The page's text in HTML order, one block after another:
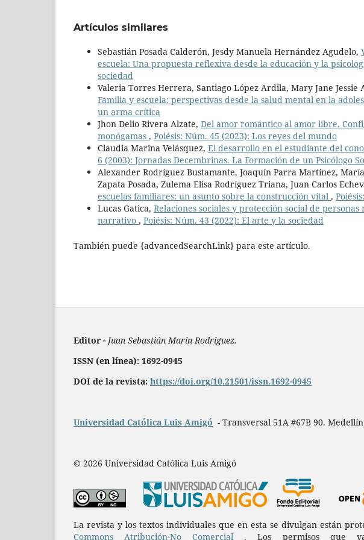
Artículos similares
Sebastián Posada Calderón, Jesdy Manuela Hernández Agudelo,
escuela: Una propuesta reflexiva desde la educación y la
sociedad
Valeria Torres Herrera, Santiago López Ardila, Mary Jane
Familia y escuela: perspectivas desde la salud mental en la
un arma crítica
Jhon Delio Rivera Alzate, Del amor romántico al amor libre.
monógamas , Poiésis: Núm. 45 (2023): Los reyes del mundo
Claudia Marina Velásquez, El desarrollo en el estudiante del
6 (2003): Jornadas Decembrinas. La Formación de un Psicólogo
Alexander Rodríguez Bustamante, Joaquín Parra Martínez,
Zapata Posada, Zulema Elisa Rodríguez Triana, Juan Carlos
escuelas familiares: un asunto sobre la construcción vital ,
Lucas Gatica, Relaciones sociales y protección social de
narrativo , Poiésis: Núm. 43 (2022): El arte y la sociedad
También puede {advancedSearchLink} para este artículo.
Editor - Juan Sebastián Marín Rodríguez.
ISSN (en línea): 1692-0945
DOI de la revista: https://doi.org/10.21501/issn.1692-0945
Universidad Católica Luis Amigó - Transversal 51A #67B 90.
© 2026 Universidad Católica Luis Amigó
La revista y los textos individuales que en esta se divulgan están
Commons Atribución-No Comercial . Los permisos que